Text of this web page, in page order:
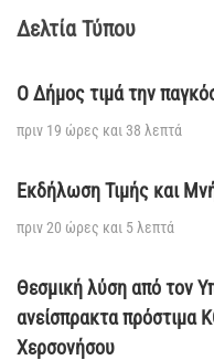
Δελτία Τύπου
Ο Δήμος τιμά την
πριν 19 ώρες και 38 λεπτά
Εκδήλωση Τιμής και
πριν 20 ώρες και 5 λεπτά
Θεσμική λύση από τον
ανείσπρακτα πρόστιμα
Χερσονήσου